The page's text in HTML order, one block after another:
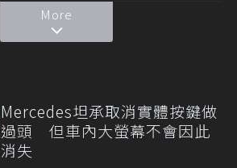
More
Mercedes坦承取消實體按鍵做
過頭 但車內大螢幕不會因此
消失